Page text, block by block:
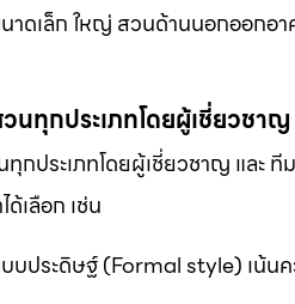
าดเล็ก ใหญ่ สวนด้านนอกออกอ
นทุกประเภทโดยผู้เชี่ยวชาญ
กประเภทโดยผู้เชี่ยวชาญ และ
ด้เลือก เช่น
ประดิษฐ์ (Formal style) เน้น